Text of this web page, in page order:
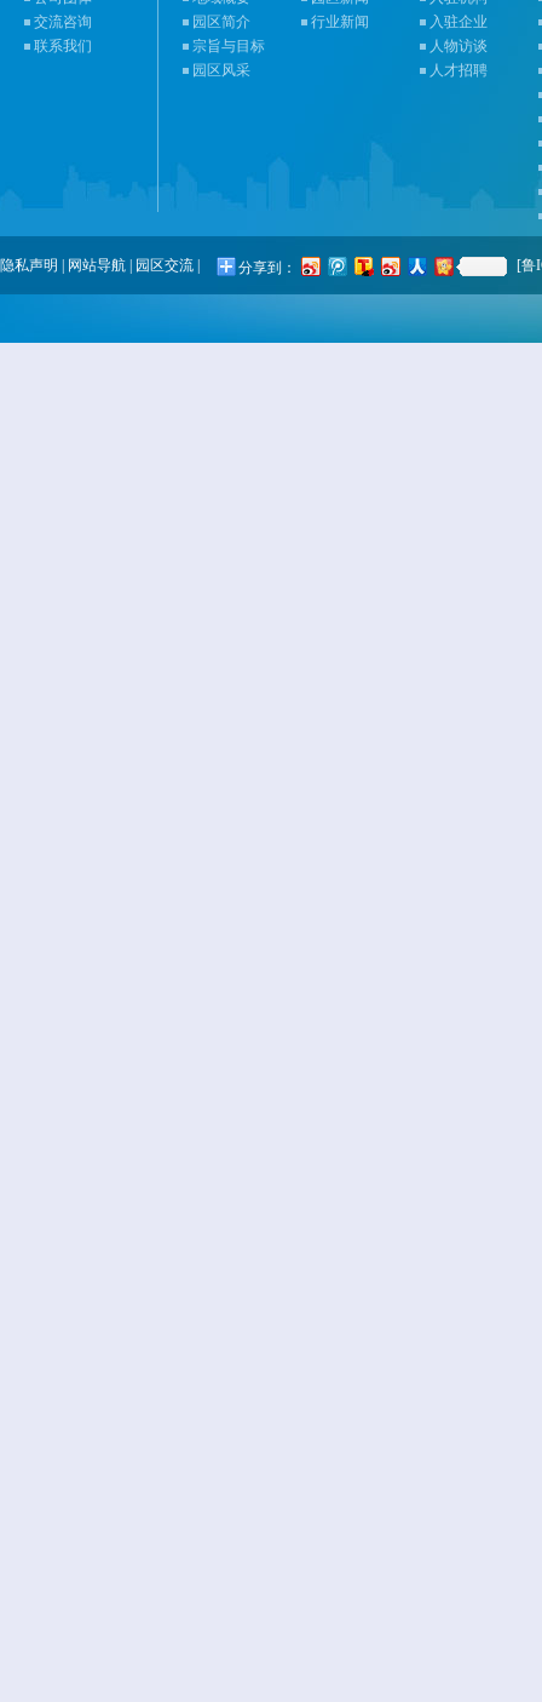
交流咨询
联系我们
园区简介
宗旨与目标
园区风采
行业新闻
入驻企业
人物访谈
人才招聘
隐私声明 网站导航 园区交流 分享到： [鲁